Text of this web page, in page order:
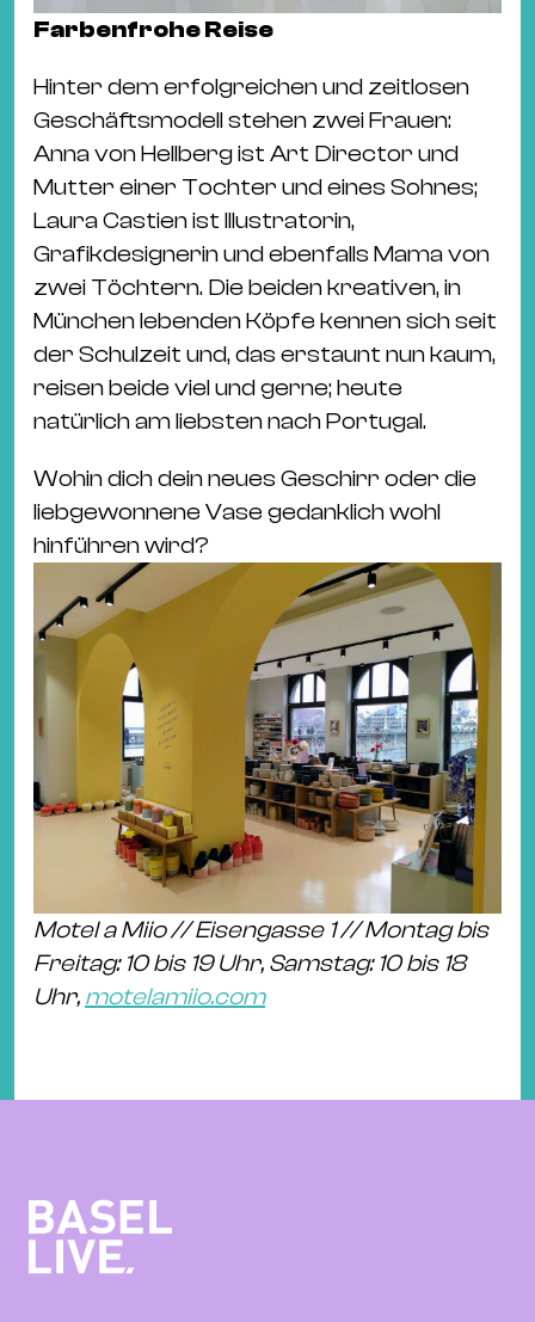
Farbenfrohe Reise
Hinter dem erfolgreichen und zeitlosen
Geschäftsmodell stehen zwei Frauen:
Anna von Hellberg ist Art Director und
Mutter einer Tochter und eines Sohnes;
Laura Castien ist Illustratorin,
Grafikdesignerin und ebenfalls Mama von
zwei Töchtern. Die beiden kreativen, in
München lebenden Köpfe kennen sich seit
der Schulzeit und, das erstaunt nun kaum,
reisen beide viel und gerne; heute
natürlich am liebsten nach Portugal.
Wohin dich dein neues Geschirr oder die
liebgewonnene Vase gedanklich wohl
hinführen wird?
Motel a Miio // Eisengasse 1 // Montag bis
Freitag: 10 bis 19 Uhr, Samstag: 10 bis 18
Uhr, motelamiio.com